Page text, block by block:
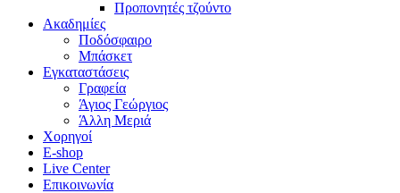
Προπονητές τζούντο
Ακαδημίες
Ποδόσφαιρο
Μπάσκετ
Εγκαταστάσεις
Γραφεία
Άγιος Γεώργιος
Άλλη Μεριά
Χορηγοί
E-shop
Live Center
Επικοινωνία